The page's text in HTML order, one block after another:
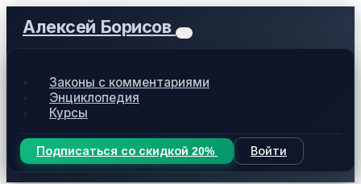
Алексей Борисов
Законы с комментариями
Энциклопедия
Курсы
Подписаться со скидкой 20% Войти